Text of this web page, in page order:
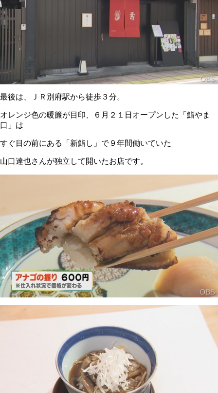
最後は、ＪＲ別府駅から徒歩３分。
オレンジ色の暖簾が目印、６月２１日オープンした「鮨やま
口」は
すぐ目の前にある「新鮨し」で９年間働いていた
山口達也さんが独立して開いたお店です。